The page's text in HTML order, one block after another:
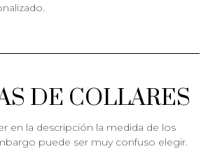
DE COLLARES
en la descripción la medida de los
puede ser muy confuso elegir.